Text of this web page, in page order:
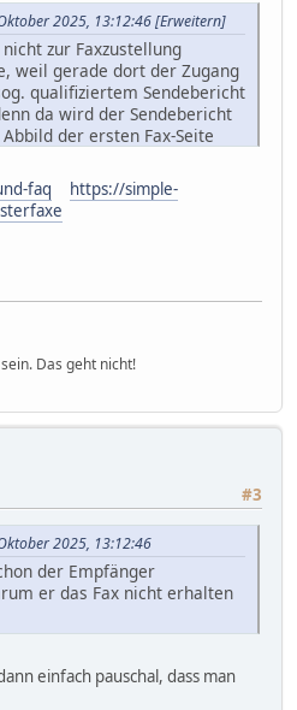
2025, 13:12:46[Erweitern]
zur Faxzustellung
weil gerade dort der Zugang
qualifiziertem Sendebericht
da wird der Sendebericht
der ersten Fax-Seite
faq
https://simple-
Das geht nicht!
#3
2025, 13:12:46
der Empfänger
er das Fax nicht erhalten
einfach pauschal, dass man